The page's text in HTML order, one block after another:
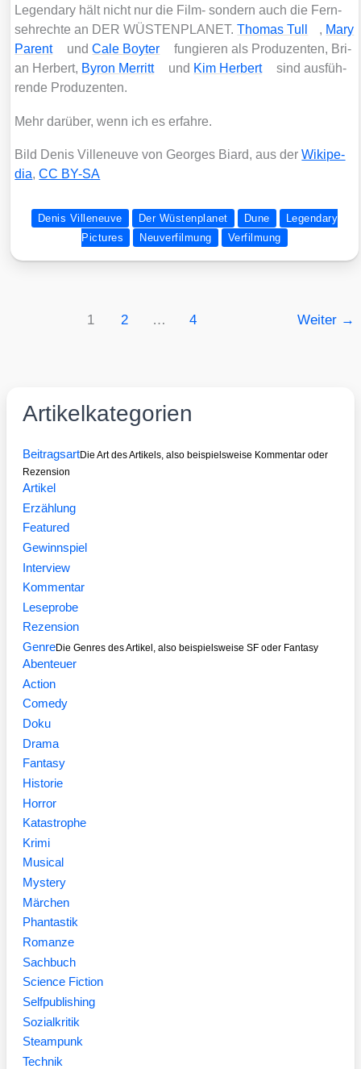
Legen­da­ry hält nicht nur die Film- son­dern auch die Fern­
seh­rech­te an DER WÜSTENPLANET.Tho­mas Tull , Mary
Parent
undCale Boy­ter
fun­gie­ren als Pro­du­zen­ten, Bri­
an Her­bert, Byron Mer­ritt und Kim Her­bert
sind aus­füh­
ren­de Pro­du­zen­ten.
Mehr dar­über, wenn ich es erfah­re.
Bild Denis Ville­neuve von Geor­ges Biard, aus derWiki­pe­
dia,CC BY-SA
Denis Villeneuve Der Wüstenplanet Dune
Legendary
Pictures
Neuverfilmung Verfilmung
1 2 … 4 Weiter →
Artikelkategorien
BeitragsartDie Art des Artikels, also beispielsweise Kommentar oder
Rezension
Artikel
Erzählung
Featured
Gewinnspiel
Interview
Kommentar
Leseprobe
Rezension
GenreDie Genres des Artikel, also beispielsweise SF oder Fantasy
Abenteuer
Action
Comedy
Doku
Drama
Fantasy
Historie
Horror
Katastrophe
Krimi
Musical
Mystery
Märchen
Phantastik
Romanze
Sachbuch
Science Fiction
Selfpublishing
Sozialkritik
Steampunk
Technik